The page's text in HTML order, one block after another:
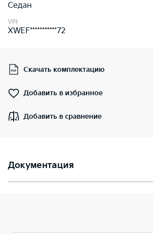
Седан
VIN
XWEF***********72
Скачать комплектацию
Добавить в избранное
Добавить в сравнение
Документация